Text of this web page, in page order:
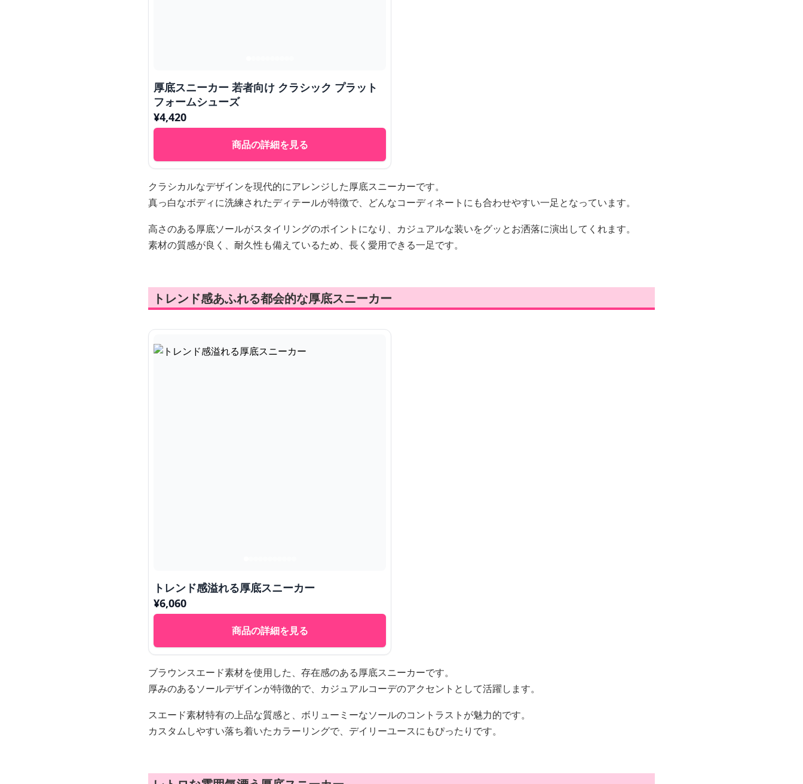
厚底スニーカー 若者向け クラシック プラット
フォームシューズ
¥4,420
商品の詳細を見る
クラシカルなデザインを現代的にアレンジした厚底スニーカーです。
真っ白なボディに洗練されたディテールが特徴で、どんなコーディネートにも合わせやすい一足となっています。
高さのある厚底ソールがスタイリングのポイントになり、カジュアルな装いをグッとお洒落に演出してくれます。
素材の質感が良く、耐久性も備えているため、長く愛用できる一足です。
トレンド感あふれる都会的な厚底スニーカー
トレンド感溢れる厚底スニーカー
¥6,060
商品の詳細を見る
ブラウンスエード素材を使用した、存在感のある厚底スニーカーです。
厚みのあるソールデザインが特徴的で、カジュアルコーデのアクセントとして活躍します。
スエード素材特有の上品な質感と、ボリューミーなソールのコントラストが魅力的です。
カスタムしやすい落ち着いたカラーリングで、デイリーユースにもぴったりです。